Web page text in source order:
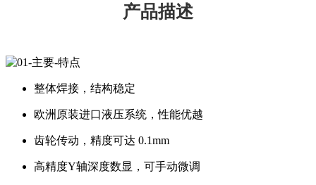
产品描述
整体焊接，结构稳定
欧洲原装进口液压系统，性能优越
齿轮传动，精度可达 0.1mm
高精度Y轴深度数显，可手动微调